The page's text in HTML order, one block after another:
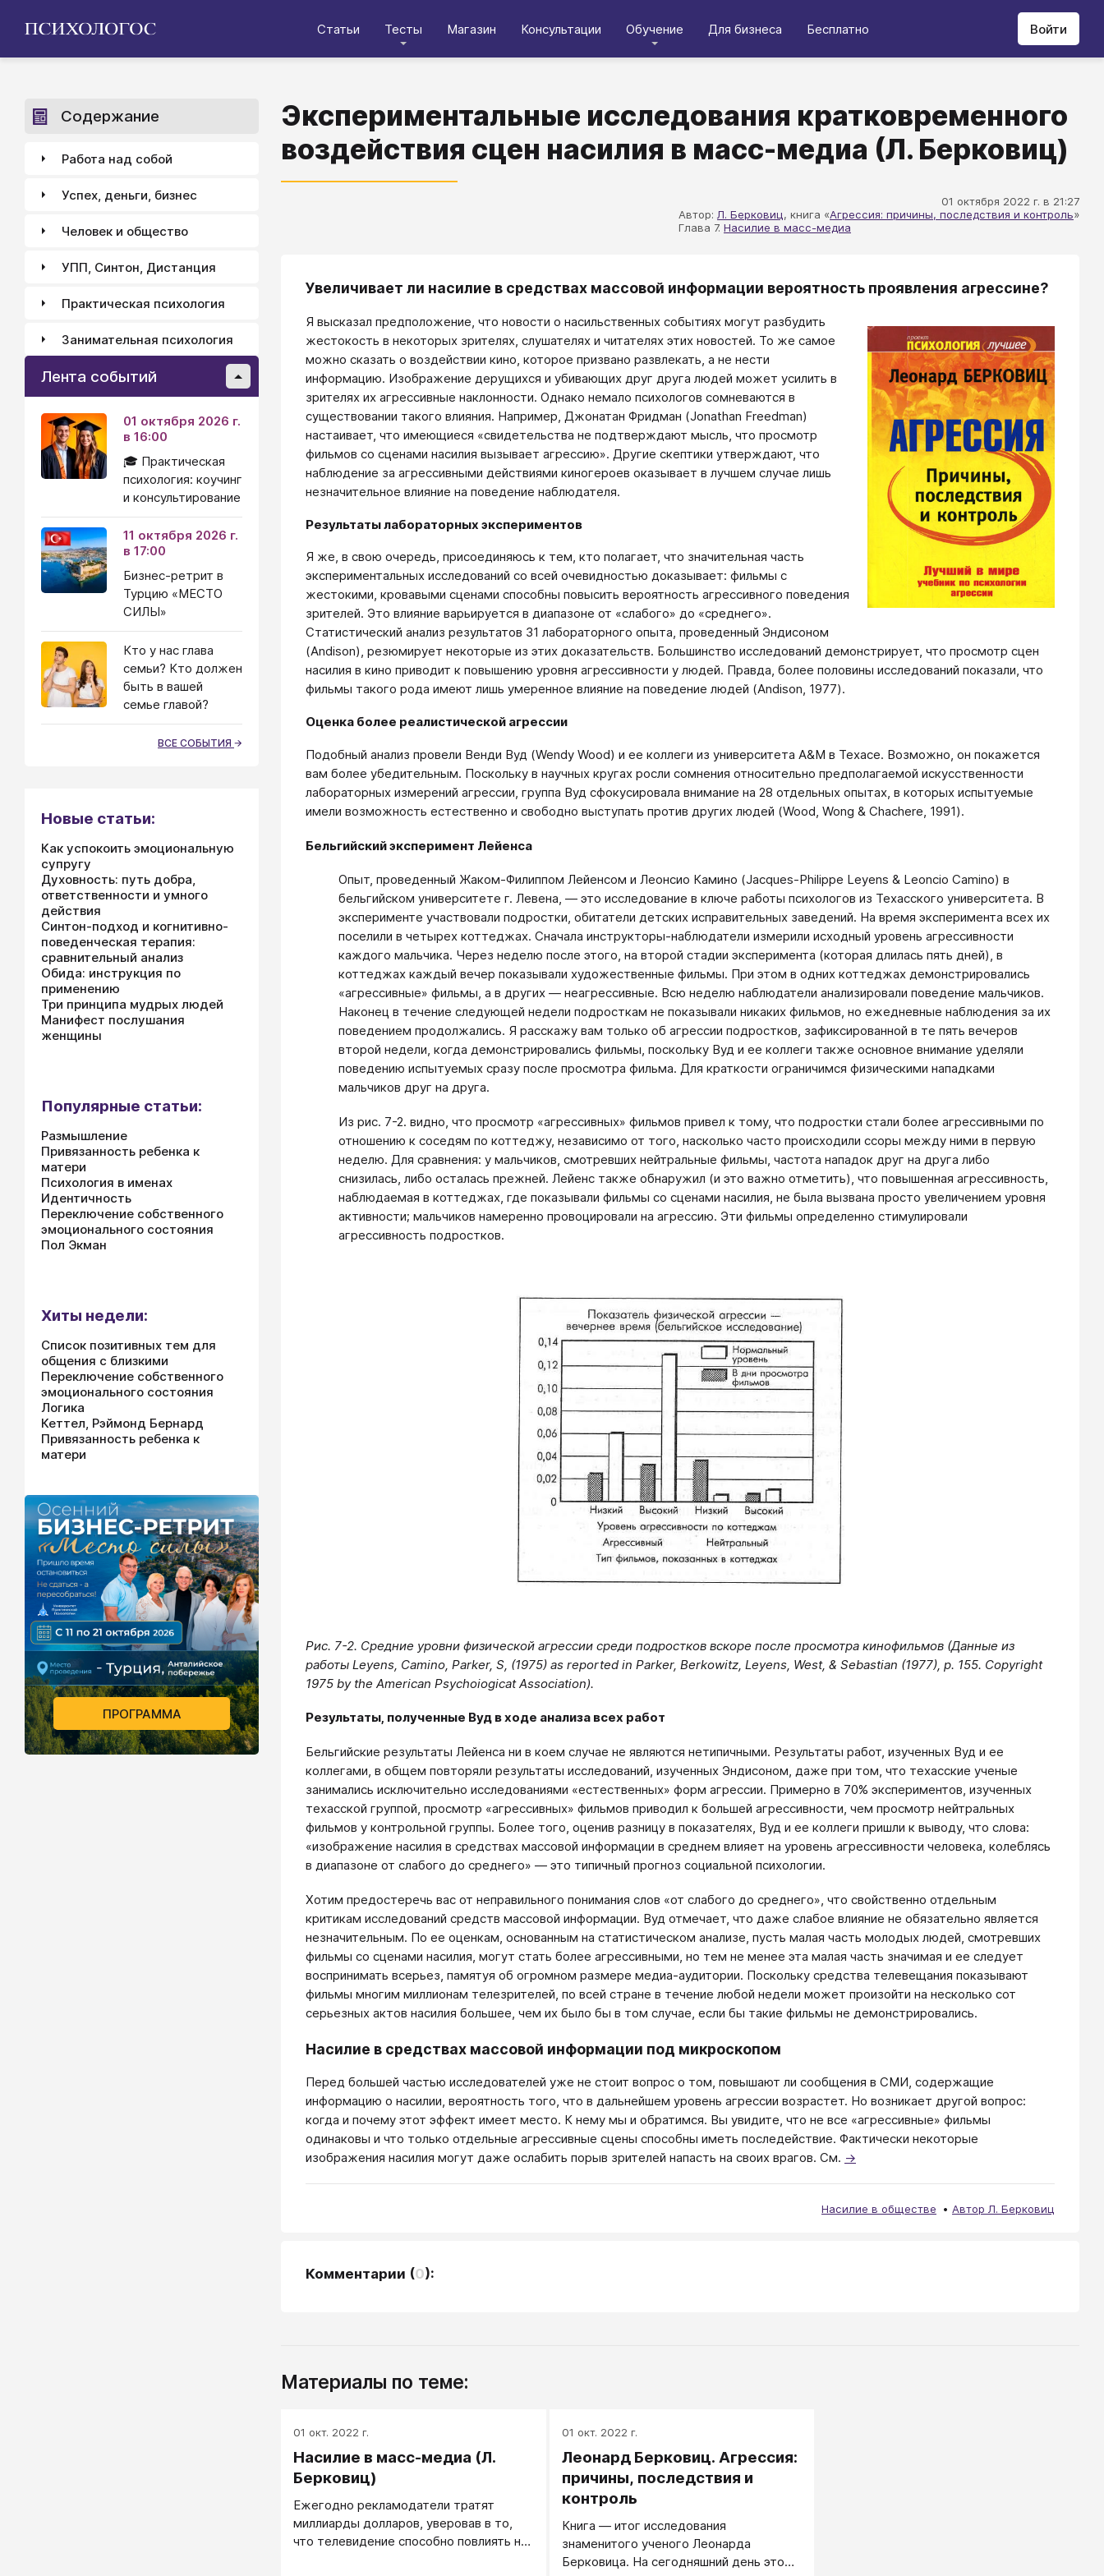
Статьи Тесты Магазин Консультации Обучение Для бизнеса Бесплатно Войти
Экспериментальные исследования кратковременного
воздействия сцен насилия в масс-медиа (Л. Берковиц)
01 октября 2022 г. в 21:27
Автор: Л. Берковиц, книга «Агрессия: причины, последствия и контроль»
Глава 7. Насилие в масс-медиа
Увеличивает ли насилие в средствах массовой информации вероятность проявления агрессине?
Я высказал предположение, что новости о насильственных событиях могут разбудить
жестокость в некоторых зрителях, слушателях и читателях этих новостей. То же самое
можно сказать о воздействии кино, которое призвано развлекать, а не нести
информацию. Изображение дерущихся и убивающих друг друга людей может усилить в
зрителях их агрессивные наклонности. Однако немало психологов сомневаются в
существовании такого влияния. Например, Джонатан Фридман (Jonathan Freedman)
настаивает, что имеющиеся «свидетельства не подтверждают мысль, что просмотр
фильмов со сценами насилия вызывает агрессию». Другие скептики утверждают, что
наблюдение за агрессивными действиями киногероев оказывает в лучшем случае лишь
незначительное влияние на поведение наблюдателя.
Результаты лабораторных экспериментов
Я же, в свою очередь, присоединяюсь к тем, кто полагает, что значительная часть
экспериментальных исследований со всей очевидностью доказывает: фильмы с
жестокими, кровавыми сценами способны повысить вероятность агрессивного поведения
зрителей. Это влияние варьируется в диапазоне от «слабого» до «среднего».
Статистический анализ результатов 31 лабораторного опыта, проведенный Эндисоном
(Andison), резюмирует некоторые из этих доказательств. Большинство исследований демонстрирует, что просмотр сцен
насилия в кино приводит к повышению уровня агрессивности у людей. Правда, более половины исследований показали, что
фильмы такого рода имеют лишь умеренное влияние на поведение людей (Andison, 1977).
Оценка более реалистической агрессии
Подобный анализ провели Венди Вуд (Wendy Wood) и ее коллеги из университета А&М в Техасе. Возможно, он покажется
вам более убедительным. Поскольку в научных кругах росли сомнения относительно предполагаемой искусственности
лабораторных измерений агрессии, группа Вуд сфокусировала внимание на 28 отдельных опытах, в которых испытуемые
имели возможность естественно и свободно выступать против других людей (Wood, Wong & Chachere, 1991).
Бельгийский эксперимент Лейенса
Опыт, проведенный Жаком-Филиппом Лейенсом и Леонсио Камино (Jacques-Philippe Leyens & Leoncio Camino) в
бельгийском университете г. Левена, — это исследование в ключе работы психологов из Техасского университета. В
эксперименте участвовали подростки, обитатели детских исправительных заведений. На время эксперимента всех их
поселили в четырех коттеджах. Сначала инструкторы-наблюдатели измерили исходный уровень агрессивности
каждого мальчика. Через неделю после этого, на второй стадии эксперимента (которая длилась пять дней), в
коттеджах каждый вечер показывали художественные фильмы. При этом в одних коттеджах демонстрировались
«агрессивные» фильмы, а в других — неагрессивные. Всю неделю наблюдатели анализировали поведение мальчиков.
Наконец в течение следующей недели подросткам не показывали никаких фильмов, но ежедневные наблюдения за их
поведением продолжались. Я расскажу вам только об агрессии подростков, зафиксированной в те пять вечеров
второй недели, когда демонстрировались фильмы, поскольку Вуд и ее коллеги также основное внимание уделяли
поведению испытуемых сразу после просмотра фильма. Для краткости ограничимся физическими нападками
мальчиков друг на друга.
Из рис. 7-2. видно, что просмотр «агрессивных» фильмов привел к тому, что подростки стали более агрессивными по
отношению к соседям по коттеджу, независимо от того, насколько часто происходили ссоры между ними в первую
неделю. Для сравнения: у мальчиков, смотревших нейтральные фильмы, частота нападок друг на друга либо
снизилась, либо осталась прежней. Лейенс также обнаружил (и это важно отметить), что повышенная агрессивность,
наблюдаемая в коттеджах, где показывали фильмы со сценами насилия, не была вызвана просто увеличением уровня
активности; мальчиков намеренно провоцировали на агрессию. Эти фильмы определенно стимулировали
агрессивность подростков.
Рис. 7-2. Средние уровни физической агрессии среди подростков вскоре после просмотра кинофильмов (Данные из
работы Leyens, Camino, Parker, S, (1975) as reported in Parker, Berkowitz, Leyens, West, & Sebastian (1977), p. 155. Copyright
1975 by the American Psychoiogicat Association).
Результаты, полученные Вуд в ходе анализа всех работ
Бельгийские результаты Лейенса ни в коем случае не являются нетипичными. Результаты работ, изученных Вуд и ее
коллегами, в общем повторяли результаты исследований, изученных Эндисоном, даже при том, что техасские ученые
занимались исключительно исследованиями «естественных» форм агрессии. Примерно в 70% экспериментов, изученных
техасской группой, просмотр «агрессивных» фильмов приводил к большей агрессивности, чем просмотр нейтральных
фильмов у контрольной группы. Более того, оценив разницу в показателях, Вуд и ее коллеги пришли к выводу, что слова:
«изображение насилия в средствах массовой информации в среднем влияет на уровень агрессивности человека, колеблясь
в диапазоне от слабого до среднего» — это типичный прогноз социальной психологии.
Хотим предостеречь вас от неправильного понимания слов «от слабого до среднего», что свойственно отдельным
критикам исследований средств массовой информации. Вуд отмечает, что даже слабое влияние не обязательно является
незначительным. По ее оценкам, основанным на статистическом анализе, пусть малая часть молодых людей, смотревших
фильмы со сценами насилия, могут стать более агрессивными, но тем не менее эта малая часть значимая и ее следует
воспринимать всерьез, памятуя об огромном размере медиа-аудитории. Поскольку средства телевещания показывают
фильмы многим миллионам телезрителей, по всей стране в течение любой недели может произойти на несколько сот
серьезных актов насилия большее, чем их было бы в том случае, если бы такие фильмы не демонстрировались.
Насилие в средствах массовой информации под микроскопом
Перед большей частью исследователей уже не стоит вопрос о том, повышают ли сообщения в СМИ, содержащие
информацию о насилии, вероятность того, что в дальнейшем уровень агрессии возрастет. Но возникает другой вопрос:
когда и почему этот эффект имеет место. К нему мы и обратимся. Вы увидите, что не все «агрессивные» фильмы
одинаковы и что только отдельные агрессивные сцены способны иметь последействие. Фактически некоторые
изображения насилия могут даже ослабить порыв зрителей напасть на своих врагов. См. →
Насилие в обществе Автор Л. Берковиц
Комментарии (0):
Материалы по теме:
01 окт. 2022 г.
Насилие в масс-медиа (Л.
Берковиц)
Ежегодно рекламодатели тратят
миллиарды долларов, уверовав в то,
что телевидение способно повлиять на
01 окт. 2022 г.
Леонард Берковиц. Агрессия:
причины, последствия и
контроль
Книга — итог исследования
знаменитого ученого Леонарда
Берковица. На сегодняшний день это
Содержание
Работа над собой
Успех, деньги, бизнес
Человек и общество
УПП, Синтон, Дистанция
Практическая психология
Занимательная психология
Лента событий
01 октября 2026 г.
в 16:00
🎓 Практическая
психология: коучинг
и консультирование
11 октября 2026 г.
в 17:00
Бизнес-ретрит в
Турцию «МЕСТО
СИЛЫ»
Кто у нас глава
семьи? Кто должен
быть в вашей
семье главой?
ВСЕ СОБЫТИЯ
Новые статьи:
Как успокоить эмоциональную
супругу
Духовность: путь добра,
ответственности и умного
действия
Синтон-подход и когнитивно-
поведенческая терапия:
сравнительный анализ
Обида: инструкция по
применению
Три принципа мудрых людей
Манифест послушания
женщины
Популярные статьи:
Размышление
Привязанность ребенка к
матери
Психология в именах
Идентичность
Переключение собственного
эмоционального состояния
Пол Экман
Хиты недели:
Список позитивных тем для
общения с близкими
Переключение собственного
эмоционального состояния
Логика
Кеттел, Рэймонд Бернард
Привязанность ребенка к
матери
ПРОГРАММА